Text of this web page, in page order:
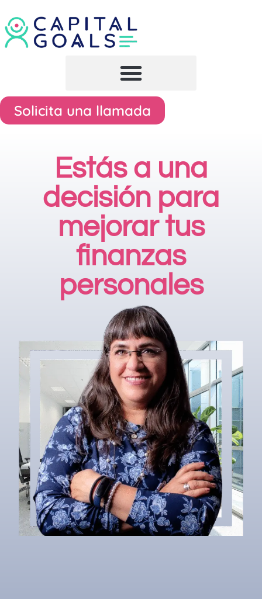
Solicita una llamada
Estás a una
decisión para
mejorar tus
finanzas
personales